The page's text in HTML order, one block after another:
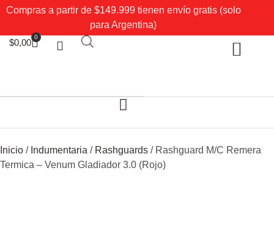
Compras a partir de $149.999 tienen envío gratis (solo
para Argentina)
$0,00
0
Inicio / Indumentaria / Rashguards / Rashguard M/C Remera
Termica – Venum Gladiador 3.0 (Rojo)